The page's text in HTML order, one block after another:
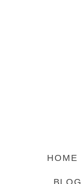
HOME
BLOG